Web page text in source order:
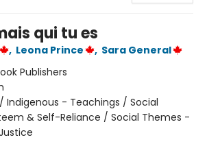
qui tu es
, Leona Prince , Sara General
Publishers
/ Indigenous - Teachings / Social
& Self-Reliance / Social Themes -